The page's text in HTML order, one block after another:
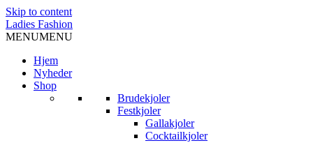
Skip to content
Ladies Fashion
MENUMENU
Hjem
Nyheder
Shop
Brudekjoler
Festkjoler
Gallakjoler
Cocktailkjoler